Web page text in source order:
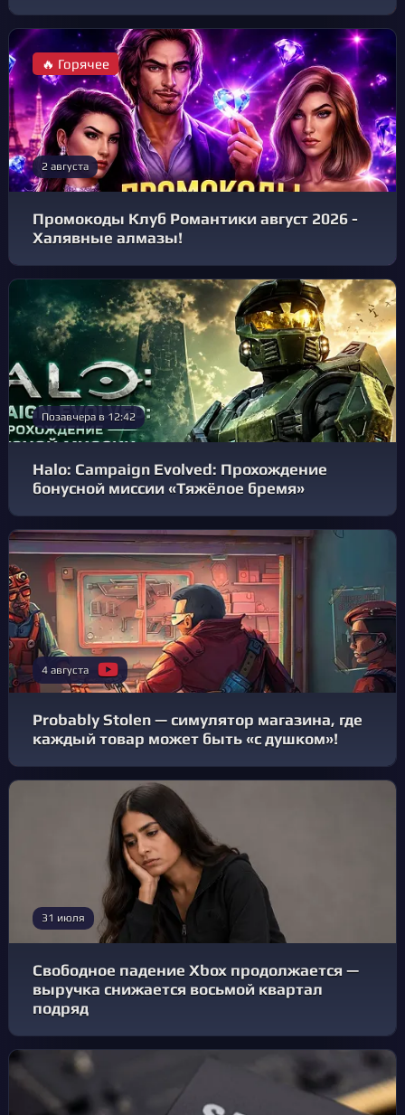
🔥 Горячее
2 августа
Промокоды Клуб Романтики август 2026 -
Халявные алмазы!
Позавчера в 12:42
Halo: Campaign Evolved: Прохождение
бонусной миссии «Тяжёлое бремя»
4 августа
Probably Stolen — симулятор магазина, где
каждый товар может быть «с душком»!
31 июля
Свободное падениe Xbox продолжается —
выручка снижается восьмой квартал
подряд